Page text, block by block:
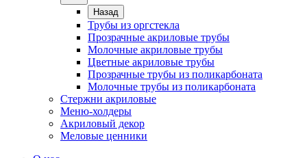
Назад
Трубы из оргстекла
Прозрачные акриловые трубы
Молочные акриловые трубы
Цветные акриловые трубы
Прозрачные трубы из поликарбоната
Молочные трубы из поликарбоната
Стержни акриловые
Меню-холдеры
Акриловый декор
Меловые ценники